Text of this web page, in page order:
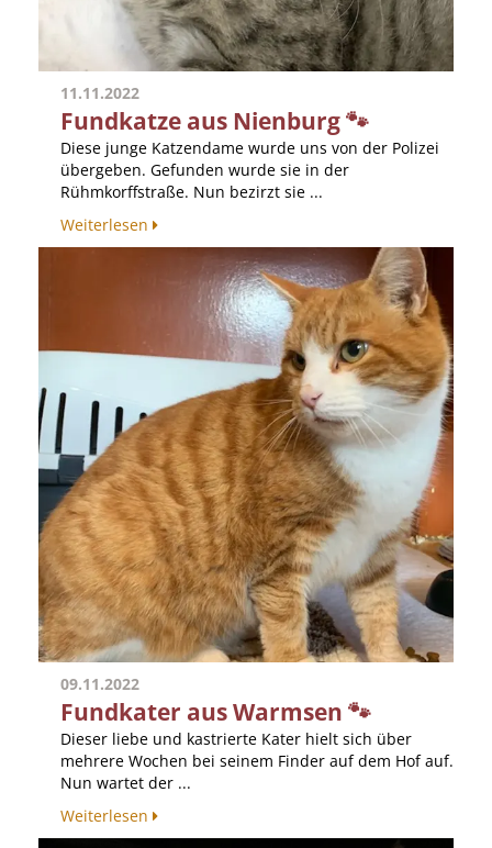
11.11.2022
Fundkatze aus Nienburg 🐾
Diese junge Katzendame wurde uns von der Polizei
übergeben. Gefunden wurde sie in der
Rühmkorffstraße. Nun bezirzt sie ...
Weiterlesen
09.11.2022
Fundkater aus Warmsen 🐾
Dieser liebe und kastrierte Kater hielt sich über
mehrere Wochen bei seinem Finder auf dem Hof auf.
Nun wartet der ...
Weiterlesen